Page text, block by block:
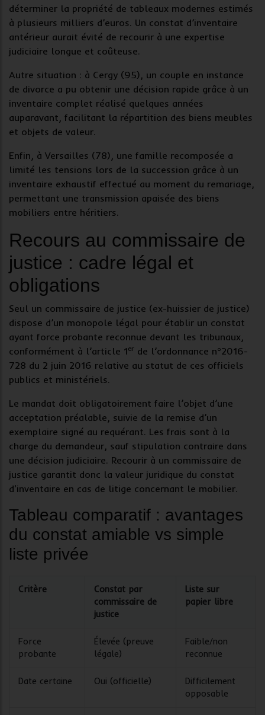
déterminer la propriété de tableaux modernes estimés
à plusieurs milliers d’euros. Un constat d’inventaire
antérieur aurait évité de recourir à une expertise
judiciaire longue et coûteuse.
Autre situation : à Cergy (95), un couple en instance
de divorce a pu obtenir une décision rapide grâce à un
inventaire complet réalisé quelques années
auparavant, facilitant la répartition des biens meubles
et objets de valeur.
Enfin, à Versailles (78), une famille recomposée a
limité les tensions lors de la succession grâce à un
inventaire exhaustif effectué au moment du remariage,
permettant une transmission apaisée des biens
mobiliers entre héritiers.
Recours au commissaire de
justice : cadre légal et
obligations
Seul un commissaire de justice (ex-huissier de justice)
dispose d’un monopole légal pour établir un constat
ayant force probante reconnue devant les tribunaux,
conformément à l’article 1er de l’ordonnance n°2016-
728 du 2 juin 2016 relative au statut de ces officiels
publics et ministériels.
Le mandat doit obligatoirement faire l’objet d’une
acceptation préalable, suivie de la remise d’un
exemplaire signé au requérant. Les frais sont à la
charge du demandeur, sauf stipulation contraire dans
une décision judiciaire. Recourir à un commissaire de
justice garantit donc la valeur juridique du constat
d'inventaire en cas de litige concernant le mobilier.
Tableau comparatif : avantages
du constat amiable vs simple
liste privée
Critère
Constat par
commissaire de
justice
Liste sur
papier libre
Force
probante
Élevée (preuve
légale)
Faible/non
reconnue
Date certaine Oui (officielle)
Difficilement
opposable